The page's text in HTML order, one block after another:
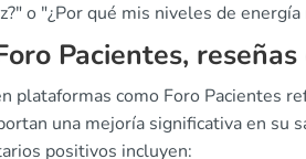
o "¿Por qué mis niveles de
Pacientes,
plataformas como Foro Pacientes
una mejoría significativa en su
positivos incluyen: